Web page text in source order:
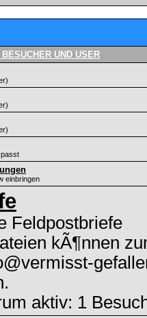
UND USER
einbringen
Feldpostbriefe
kÃ¶nnen
aktiv: 1